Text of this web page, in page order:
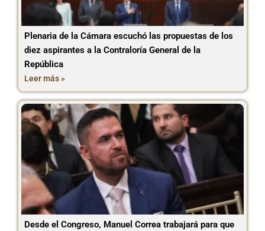
Plenaria de la Cámara escuchó las propuestas de los
diez aspirantes a la Contraloría General de la
República
Leer más »
Desde el Congreso, Manuel Correa trabajará para que